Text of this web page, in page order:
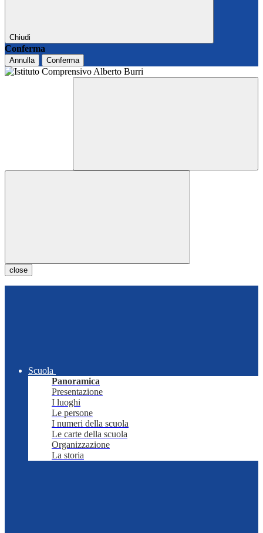
Chiudi
Conferma
Annulla Conferma
close
Scuola
Panoramica
Presentazione
I luoghi
Le persone
I numeri della scuola
Le carte della scuola
Organizzazione
La storia